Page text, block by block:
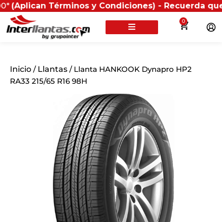
Términos y Condiciones) - Recuerda que si
0
Inicio / Llantas / Llanta HANKOOK Dynapro HP2
RA33 215/65 R16 98H